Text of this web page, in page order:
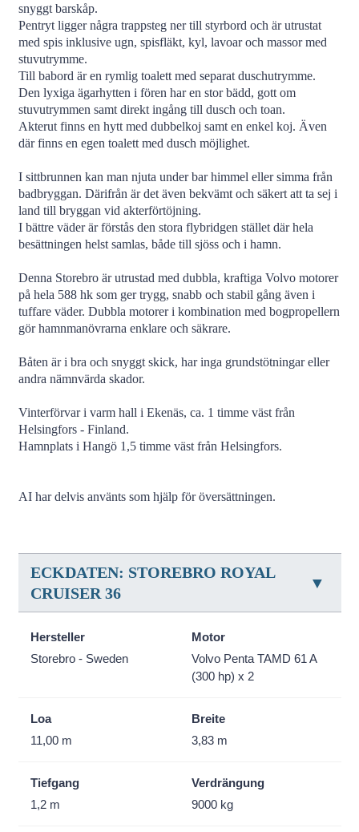
snyggt barskåp.
Pentryt ligger några trappsteg ner till styrbord och är utrustat
med spis inklusive ugn, spisfläkt, kyl, lavoar och massor med
stuvutrymme.
Till babord är en rymlig toalett med separat duschutrymme.
Den lyxiga ägarhytten i fören har en stor bädd, gott om
stuvutrymmen samt direkt ingång till dusch och toan.
Akterut finns en hytt med dubbelkoj samt en enkel koj. Även
där finns en egen toalett med dusch möjlighet.
I sittbrunnen kan man njuta under bar himmel eller simma från
badbryggan. Därifrån är det även bekvämt och säkert att ta sej i
land till bryggan vid akterförtöjning.
I bättre väder är förstås den stora flybridgen stället där hela
besättningen helst samlas, både till sjöss och i hamn.
Denna Storebro är utrustad med dubbla, kraftiga Volvo motorer
på hela 588 hk som ger trygg, snabb och stabil gång även i
tuffare väder. Dubbla motorer i kombination med bogpropellern
gör hamnmanövrarna enklare och säkrare.
Båten är i bra och snyggt skick, har inga grundstötningar eller
andra nämnvärda skador.
Vinterförvar i varm hall i Ekenäs, ca. 1 timme väst från
Helsingfors - Finland.
Hamnplats i Hangö 1,5 timme väst från Helsingfors.
AI har delvis använts som hjälp för översättningen.
ECKDATEN: STOREBRO ROYAL
CRUISER 36
Hersteller
Storebro - Sweden
Motor
Volvo Penta TAMD 61 A
(300 hp) x 2
Loa
11,00 m
Breite
3,83 m
Tiefgang
1,2 m
Verdrängung
9000 kg